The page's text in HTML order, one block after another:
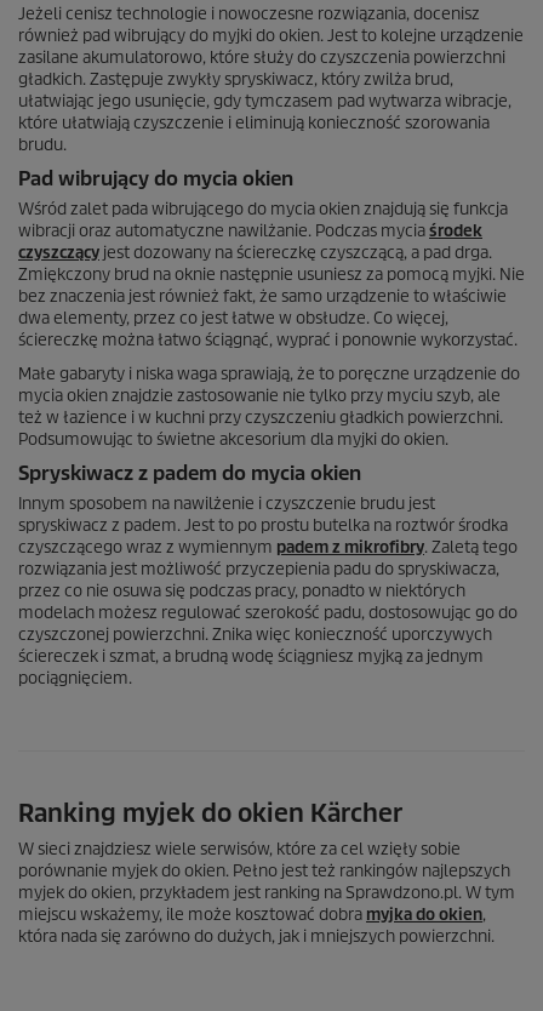
Jeżeli cenisz technologie i nowoczesne rozwiązania, docenisz
również pad wibrujący do myjki do okien. Jest to kolejne urządzenie
zasilane akumulatorowo, które służy do czyszczenia powierzchni
gładkich. Zastępuje zwykły spryskiwacz, który zwilża brud,
ułatwiając jego usunięcie, gdy tymczasem pad wytwarza wibracje,
które ułatwiają czyszczenie i eliminują konieczność szorowania
brudu.
Pad wibrujący do mycia okien
Wśród zalet pada wibrującego do mycia okien znajdują się funkcja
wibracji oraz automatyczne nawilżanie. Podczas myciaśrodek
czyszczący jest dozowany na ściereczkę czyszczącą, a pad drga.
Zmiękczony brud na oknie następnie usuniesz za pomocą myjki. Nie
bez znaczenia jest również fakt, że samo urządzenie to właściwie
dwa elementy, przez co jest łatwe w obsłudze. Co więcej,
ściereczkę można łatwo ściągnąć, wyprać i ponownie wykorzystać.
Małe gabaryty i niska waga sprawiają, że to poręczne urządzenie do
mycia okien znajdzie zastosowanie nie tylko przy myciu szyb, ale
też w łazience i w kuchni przy czyszczeniu gładkich powierzchni.
Podsumowując to świetne akcesorium dla myjki do okien.
Spryskiwacz z padem do mycia okien
Innym sposobem na nawilżenie i czyszczenie brudu jest
spryskiwacz z padem. Jest to po prostu butelka na roztwór środka
czyszczącego wraz z wymiennym padem z mikrofibry. Zaletą tego
rozwiązania jest możliwość przyczepienia padu do spryskiwacza,
przez co nie osuwa się podczas pracy, ponadto w niektórych
modelach możesz regulować szerokość padu, dostosowując go do
czyszczonej powierzchni. Znika więc konieczność uporczywych
ściereczek i szmat, a brudną wodę ściągniesz myjką za jednym
pociągnięciem.
Ranking myjek do okien Kärcher
W sieci znajdziesz wiele serwisów, które za cel wzięły sobie
porównanie myjek do okien. Pełno jest też rankingów najlepszych
myjek do okien, przykładem jest ranking na Sprawdzono.pl. W tym
miejscu wskażemy, ile może kosztować dobra myjka do okien,
która nada się zarówno do dużych, jak i mniejszych powierzchni.